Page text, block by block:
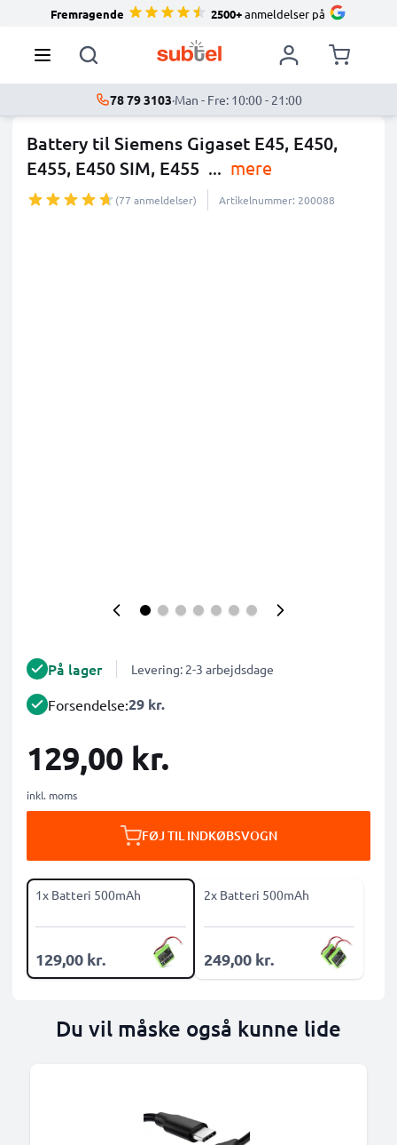
Fremragende 2500+anmeldelser på
78 79 3103·Man - Fre: 10:00 - 21:00
Battery til Siemens Gigaset E45, E450,
E455, E450 SIM, E455 ... mere
(77 anmeldelser) Artikelnummer: 200088
På lager Levering: 2-3 arbejdsdage
Forsendelse:29 kr.
129,00 kr.
inkl. moms
FØJ TIL INDKØBSVOGN
1x Batteri 500mAh
129,00 kr.
2x Batteri 500mAh
249,00 kr.
Du vil måske også kunne lide